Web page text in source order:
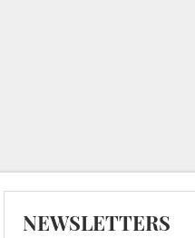
NEWSLETTERS